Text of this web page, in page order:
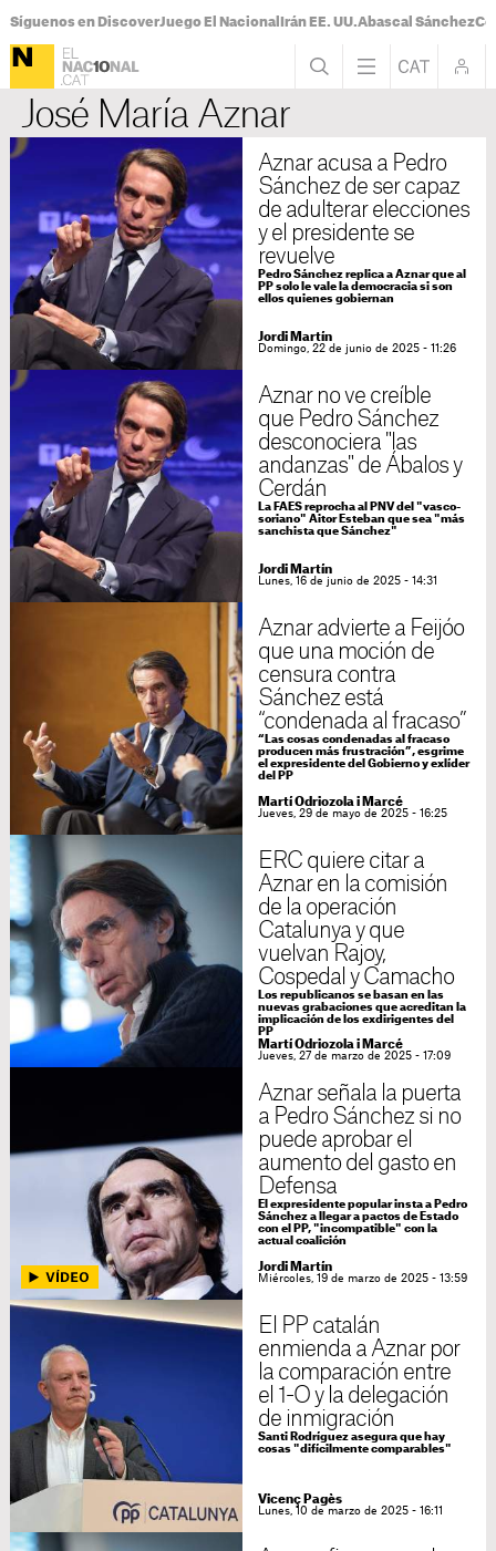
Síguenos en DiscoverJuego El Nacional Irán EE. UU.Abascal Sánchez
José María Aznar
Aznar acusa a Pedro
Sánchez de ser capaz
de adulterar elecciones
y el presidente se
revuelve
Pedro Sánchez replica a Aznar que al
PP solo le vale la democracia si son
ellos quienes gobiernan
Jordi Martín
Domingo, 22 de junio de 2025 - 11:26
Aznar no ve creíble
que Pedro Sánchez
desconociera "las
andanzas" de Ábalos y
Cerdán
La FAES reprocha al PNV del "vasco-
soriano" Aitor Esteban que sea "más
sanchista que Sánchez"
Jordi Martín
Lunes, 16 de junio de 2025 - 14:31
Aznar advierte a Feijóo
que una moción de
censura contra
Sánchez está
“condenada al fracaso”
“Las cosas condenadas al fracaso
producen más frustración”, esgrime
el expresidente del Gobierno y exlíder
del PP
Martí Odriozola i Marcé
Jueves, 29 de mayo de 2025 - 16:25
ERC quiere citar a
Aznar en la comisión
de la operación
Catalunya y que
vuelvan Rajoy,
Cospedal y Camacho
Los republicanos se basan en las
nuevas grabaciones que acreditan la
implicación de los exdirigentes del
PP
Martí Odriozola i Marcé
Jueves, 27 de marzo de 2025 - 17:09
Aznar señala la puerta
a Pedro Sánchez si no
puede aprobar el
aumento del gasto en
Defensa
El expresidente popular insta a Pedro
Sánchez a llegar a pactos de Estado
con el PP, "incompatible" con la
actual coalición
Jordi Martín
Miércoles, 19 de marzo de 2025 - 13:59
El PP catalán
enmienda a Aznar por
la comparación entre
el 1-O y la delegación
de inmigración
Santi Rodríguez asegura que hay
cosas "difícilmente comparables"
Vicenç Pagès
Lunes, 10 de marzo de 2025 - 16:11